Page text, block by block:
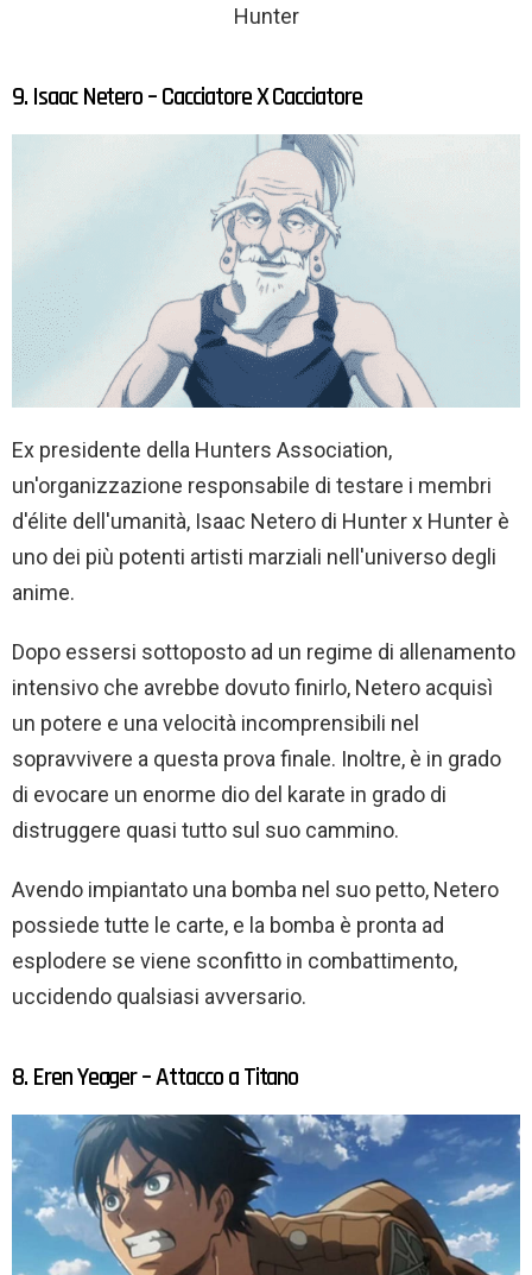
Hunter
9. Isaac Netero – Cacciatore X Cacciatore
Ex presidente della Hunters Association,
un'organizzazione responsabile di testare i membri
d'élite dell'umanità, Isaac Netero di Hunter x Hunter è
uno dei più potenti artisti marziali nell'universo degli
anime.
Dopo essersi sottoposto ad un regime di allenamento
intensivo che avrebbe dovuto finirlo, Netero acquisì
un potere e una velocità incomprensibili nel
sopravvivere a questa prova finale. Inoltre, è in grado
di evocare un enorme dio del karate in grado di
distruggere quasi tutto sul suo cammino.
Avendo impiantato una bomba nel suo petto, Netero
possiede tutte le carte, e la bomba è pronta ad
esplodere se viene sconfitto in combattimento,
uccidendo qualsiasi avversario.
8. Eren Yeager – Attacco a Titano